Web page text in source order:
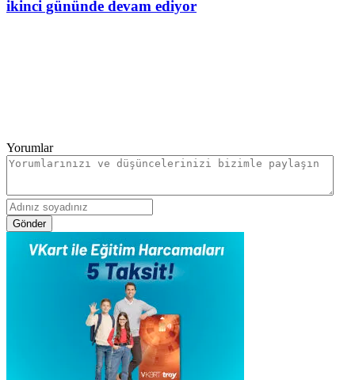
ikinci gününde devam ediyor
Yorumlar
Gönder